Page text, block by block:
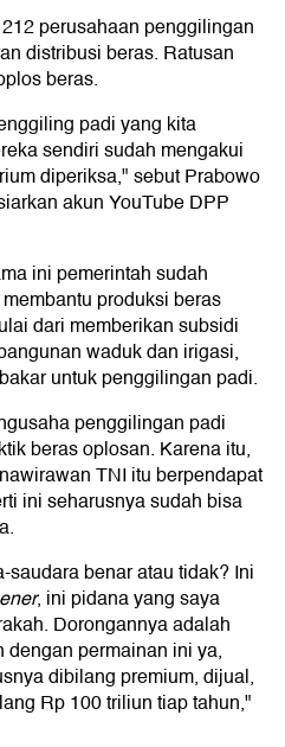
perusahaan penggilingan
distribusi beras. Ratusan
beras.
padi yang kita
sendiri sudah mengakui
diperiksa," sebut Prabowo
akun YouTube DPP
ini pemerintah sudah
produksi beras
dari memberikan subsidi
waduk dan irigasi,
untuk penggilingan padi.
penggilingan padi
beras oplosan. Karena itu,
TNI itu berpendapat
ini seharusnya sudah bisa
benar atau tidak? Ini
, ini pidana yang saya
Dorongannya adalah
permainan ini ya,
dibilang premium, dijual,
Rp 100 triliun tiap tahun,"